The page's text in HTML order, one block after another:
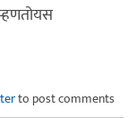
to post comments